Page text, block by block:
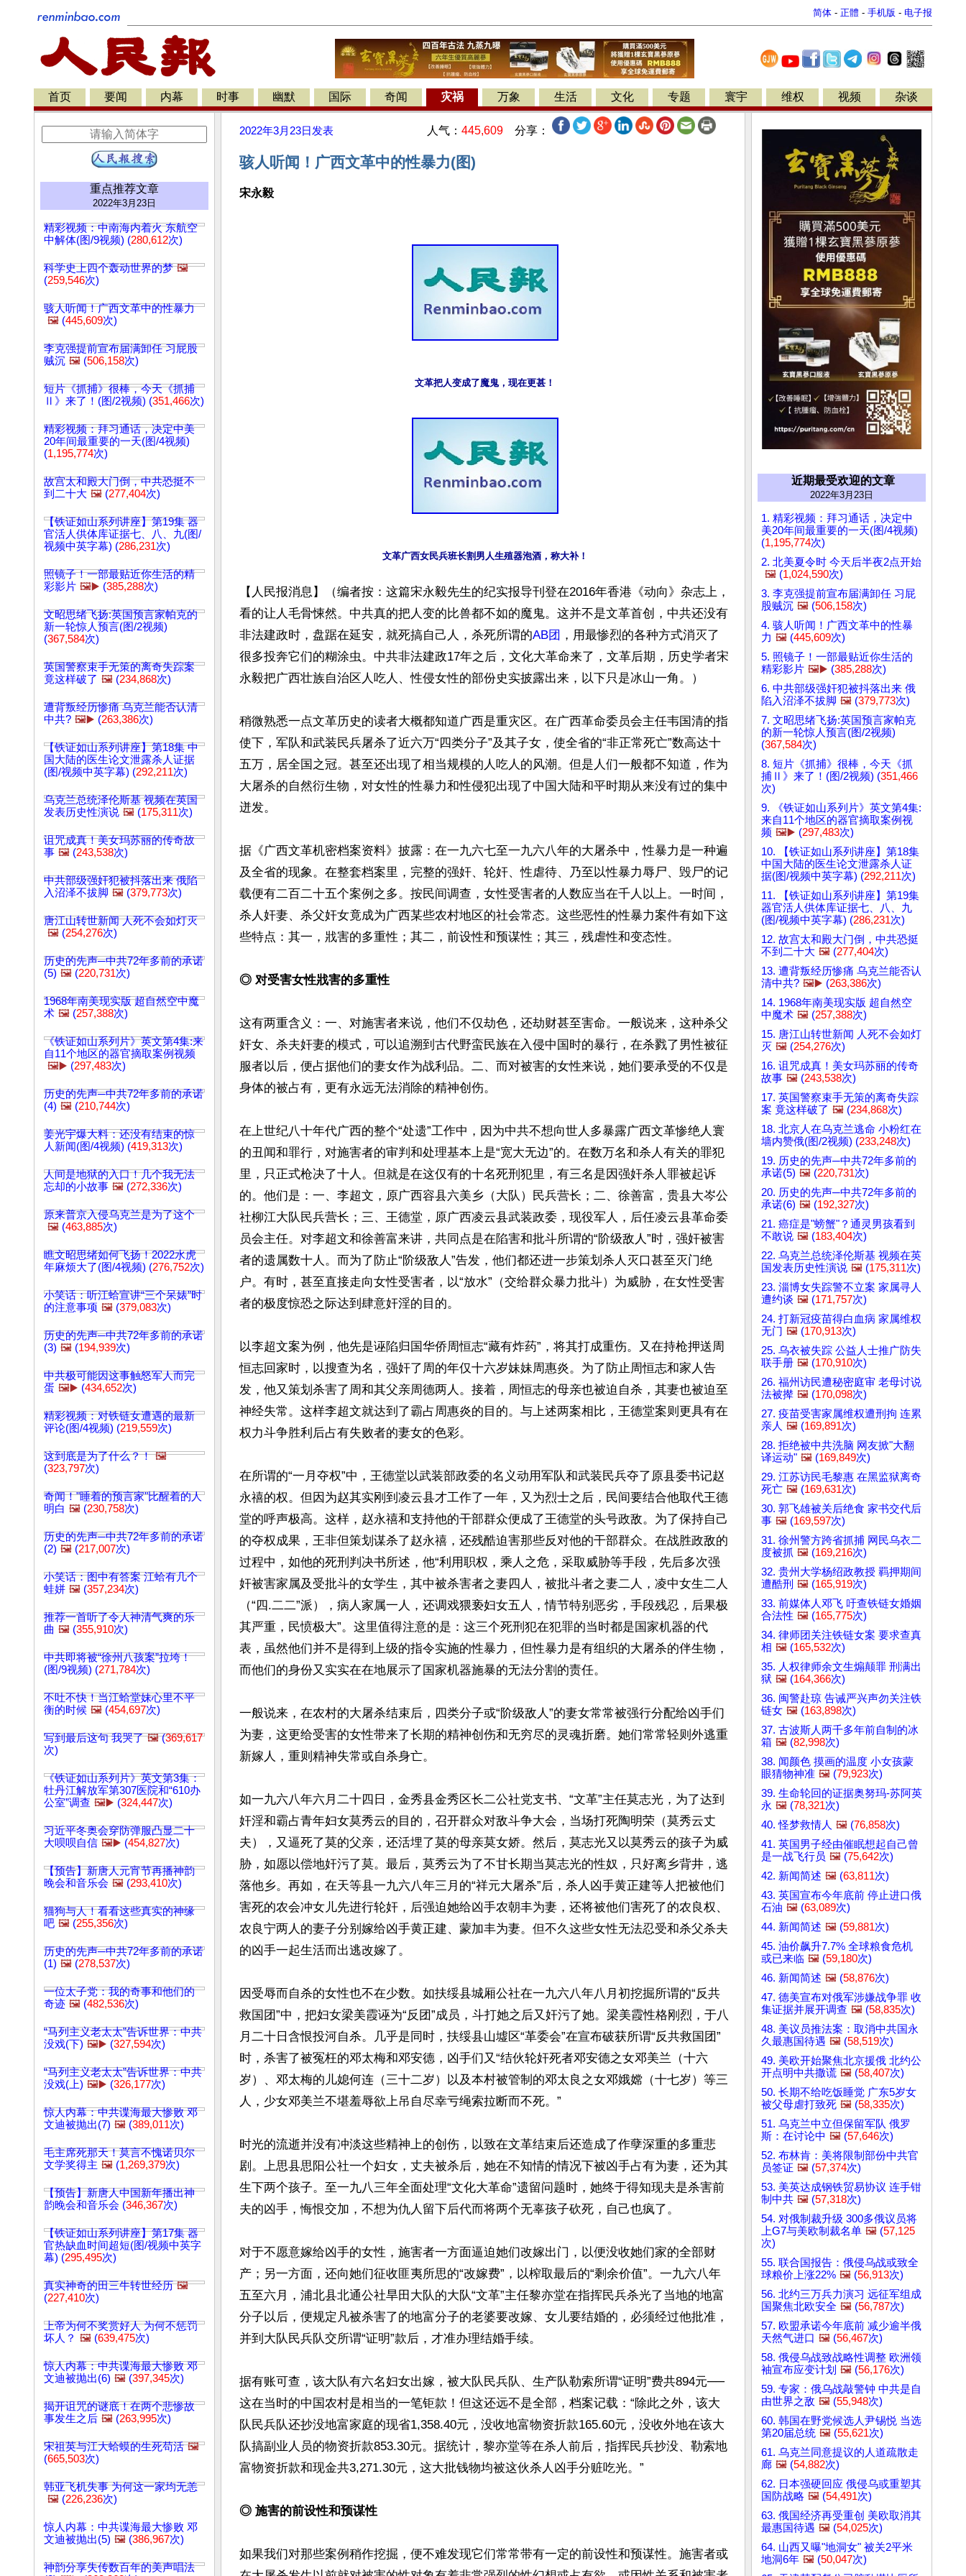
简体 - 正體 - 手机版 - 电子报
首页 要闻 内幕 时事 幽默 国际 奇闻 灾祸 万象 生活 文化 专题 寰宇 维权 视频 杂谈
重点推荐文章
2022年3月23日
精彩视频：中南海内着火 东航空
中解体(图/9视频) (280,612次)
科学史上四个轰动世界的梦 🖼️
(259,546次)
骇人听闻！广西文革中的性暴力
🖼️ (445,609次)
李克强提前宣布届满卸任 习屁股
贼沉 🖼️ (506,158次)
短片《抓捕》很棒，今天《抓捕
Ⅱ》来了！(图/2视频) (351,466次)
精彩视频：拜习通话，决定中美
20年间最重要的一天(图/4视频)
(1,195,774次)
故宫太和殿大门倒，中共恐挺不
到二十大 🖼️ (277,404次)
【铁证如山系列讲座】第19集 器
官活人供体库证据七、八、九(图/
视频中英字幕) (286,231次)
照镜子！一部最贴近你生活的精
彩影片 🖼️▶️ (385,288次)
文昭思绪飞扬:英国预言家帕克的
新一轮惊人预言(图/2视频)
(367,584次)
英国警察束手无策的离奇失踪案
竟这样破了 🖼️ (234,868次)
遭背叛经历惨痛 乌克兰能否认清
中共? 🖼️▶️ (263,386次)
【铁证如山系列讲座】第18集 中
国大陆的医生论文泄露杀人证据
(图/视频中英字幕) (292,211次)
乌克兰总统泽伦斯基 视频在英国
发表历史性演说 🖼️ (175,311次)
诅咒成真！美女玛苏丽的传奇故
事 🖼️ (243,538次)
中共部级强奸犯被抖落出来 俄陷
入沼泽不拔脚 🖼️ (379,773次)
唐江山转世新闻 人死不会如灯灭
🖼️ (254,276次)
历史的先声─中共72年多前的承诺
(5) 🖼️ (220,731次)
1968年南美现实版 超自然空中魔
术 🖼️ (257,388次)
《铁证如山系列片》英文第4集:来
自11个地区的器官摘取案例视频
🖼️▶️ (297,483次)
历史的先声─中共72年多前的承诺
(4) 🖼️ (210,744次)
姜光宇爆大料：还没有结束的惊
人新闻(图/4视频) (419,313次)
人间是地狱的入口！几个我无法
忘却的小故事 🖼️ (272,336次)
原来普京入侵乌克兰是为了这个
🖼️ (463,885次)
瞧文昭思绪如何飞扬！2022水虎
年麻烦大了(图/4视频) (276,752次)
小笑话：听江蛤宣讲“三个呆婊”时
的注意事项 🖼️ (379,083次)
历史的先声─中共72年多前的承诺
(3) 🖼️ (194,939次)
中共极可能因这事触怒军人而完
蛋 🖼️▶️ (434,652次)
精彩视频：对铁链女遭遇的最新
评论(图/4视频) (219,559次)
这到底是为了什么？！ 🖼️
(323,797次)
奇闻！"睡着的预言家"比醒着的人
明白 🖼️ (230,758次)
历史的先声─中共72年多前的承诺
(2) 🖼️ (217,007次)
小笑话：图中有答案 江蛤有几个
蛙姘 🖼️ (357,234次)
推荐一首听了令人神清气爽的乐
曲 🖼️ (355,910次)
中共即将被“徐州八孩案”拉垮！
(图/9视频) (271,784次)
不吐不快！当江蛤堂妹心里不平
衡的时候 🖼️ (454,697次)
写到最后这句 我哭了 🖼️(369,617
次)
《铁证如山系列片》英文第3集：
牡丹江解放军第307医院和“610办
公室”调查 🖼️▶️ (324,447次)
习近平冬奥会穿防弹服凸显二十
大呗呗自信 🖼️▶️ (454,827次)
【预告】新唐人元宵节再播神韵
晚会和音乐会 🖼️ (293,410次)
猫狗与人！看看这些真实的神缘
吧 🖼️ (255,356次)
历史的先声─中共72年多前的承诺
(1) 🖼️ (278,537次)
一位太子党：我的奇事和他们的
奇迹 🖼️ (482,536次)
“马列主义老太太”告诉世界：中共
没戏(下) 🖼️▶️ (327,594次)
“马列主义老太太”告诉世界：中共
没戏(上) 🖼️▶️ (326,177次)
惊人内幕：中共谍海最大惨败 邓
文迪被抛出(7) 🖼️ (389,011次)
毛主席死那天！莫言不愧诺贝尔
文学奖得主 🖼️ (1,269,379次)
【预告】新唐人中国新年播出神
韵晚会和音乐会 (346,367次)
【铁证如山系列讲座】第17集 器
官热缺血时间超短(图/视频中英字
幕) (295,495次)
真实神奇的田三牛转世经历 🖼️
(227,410次)
上帝为何不奖赏好人 为何不惩罚
坏人？ 🖼️ (639,475次)
惊人内幕：中共谍海最大惨败 邓
文迪被抛出(6) 🖼️ (397,345次)
揭开诅咒的谜底！在两个悲惨故
事发生之后 🖼️ (263,995次)
宋祖英与江大蛤蟆的生死苟活 🖼️
(665,503次)
韩亚飞机失事 为何这一家均无恙
🖼️ (226,236次)
惊人内幕：中共谍海最大惨败 邓
文迪被抛出(5) 🖼️ (386,967次)
神韵分享失传数百年的美声唱法
2022年3月23日 发表 人气： 445,609 分享：
骇人听闻！广西文革中的性暴力(图)
宋永毅
文革把人变成了魔鬼，现在更甚！
文革广西女民兵班长割男人生殖器泡酒，称大补！
【人民报消息】（编者按：这篇宋永毅先生的纪实报导刊登在2016年香港《动向》杂志上，
看的让人毛骨悚然。中共真的把人变的比兽都不如的魔鬼。这并不是文革首创，中共还没有
非法建政时，盘踞在延安，就死搞自己人，杀死所谓的AB团 ，用最惨烈的各种方式消灭了
很多投奔它们的糊涂虫。中共非法建政17年之后，文化大革命来了，文革后期，历史学者宋
永毅把广西壮族自治区人吃人、性侵女性的部份史实披露出来，以下只是冰山一角。）
稍微熟悉一点文革历史的读者大概都知道广西是重灾区。在广西革命委员会主任韦国清的指
使下，军队和武装民兵屠杀了近六万“四类分子”及其子女，使全省的“非正常死亡”数高达十
五万，居全国之冠。甚至还出现了相当规模的人吃人的风潮。但是人们一般都不知道，作为
大屠杀的自然衍生物，对女性的性暴力和性侵犯出现了中国大陆和平时期从来没有过的集中
迸发。
据《广西文革机密档案资料》披露：在一九六七至一九六八年的大屠杀中，性暴力是一种遍
及全省的现象。在整套档案里，完整的强奸、轮奸、性虐待、乃至以性暴力辱尸、毁尸的记
载便有二百二十五个案例之多。按民间调查，女性受害者的人数应当在千人以上。一时间，
杀人奸妻、杀父奸女竟成为广西某些农村地区的社会常态。这些恶性的性暴力案件有如下这
些特点：其一，戕害的多重性；其二，前设性和预谋性；其三，残虐性和变态性。
◎ 对受害女性戕害的多重性
这有两重含义：一、对施害者来说，他们不仅劫色，还劫财甚至害命。一般说来，这种杀父
奸女、杀夫奸妻的模式，可以追溯到古代野蛮民族在入侵中国时的暴行，在杀戮了男性被征
服者以后，便占据他们的妻女作为战利品。二、而对被害的女性来说，她们要承受的不仅是
身体的被占有，更有永远无法消除的精神创伤。
在上世纪八十年代广西的整个“处遗”工作中，因为中共不想向世人多暴露广西文革惨绝人寰
的丑闻和罪行，对施害者的审判和处理基本上是“宽大无边”的。在数万名和杀人有关的罪犯
里，只正式枪决了十人。但就是在这仅有的十名死刑犯里，有三名是因强奸杀人罪被起诉
的。他们是：一、李超文，原广西容县六美乡（大队）民兵营长；二、徐善富，贵县大岑公
社柳江大队民兵营长；三、王德堂，原广西凌云县武装政委，现役军人，后任凌云县革命委
员会主任。对李超文和徐善富来讲，共同点是在陷害和批斗所谓的“阶级敌人”时，强奸被害
者的遗属数十人。而为了防止“阶级敌人”告发，他们都还进一步策划杀人灭口甚至灭门绝
户。有时，甚至直接走向女性受害者，以“放水”（交给群众暴力批斗）为威胁，在女性受害
者的极度惊恐之际达到肆意奸淫的目的。
以李超文案为例，他先是诬陷归国华侨周恒志“藏有炸药”，将其打成重伤。又在持枪押送周
恒志回家时，以搜查为名，强奸了周的年仅十六岁妹妹周惠炎。为了防止周恒志和家人告
发，他又策划杀害了周和其父亲周德两人。接着，周恒志的母亲也被迫自杀，其妻也被迫至
神经失常。这样李超文就达到了霸占周惠炎的目的。与上述两案相比，王德堂案则更具有在
权力斗争胜利后占有失败者的妻女的色彩。
在所谓的“一月夺权”中，王德堂以武装部政委的名义动用军队和武装民兵夺了原县委书记赵
永禧的权。但因为赵其实刚到凌云县才工作了一年，又为烈士之后，民间要结合他取代王德
堂的呼声极高。这样，赵永禧和支持他的干部群众便成了王德堂的头号政敌。为了保持自己
的夺权成果，王非但策划谋杀了赵永禧，还残酷迫害那些反对他的干部群众。在战胜政敌的
过程中，如他的死刑判决书所述，他“利用职权，乘人之危，采取威胁等手段，先后多次强
奸被害家属及受批斗的女学生，其中被杀害者之妻四人，被批斗者之妻二人，凌中女生二人
（“四.二二”派），病人家属一人，还调戏猥亵妇女五人，情节特别恶劣，手段残忍，后果极
其严重，民愤极大”。这里值得注意的是：这三个死刑犯在犯罪的当时都是国家机器的代
表，虽然他们并不是得到上级的指令实施的性暴力，但性暴力是有组织的大屠杀的伴生物，
而他们的身份又实实在在地展示了国家机器施暴的无法分割的责任。
一般说来，在农村的大屠杀结束后，四类分子或“阶级敌人”的妻女常常被强行分配给凶手们
为妻，这更给受害的女性带来了长期的精神创伤和无穷尽的灵魂折磨。她们常常轻则外逃重
新嫁人，重则精神失常或自杀身亡。
如一九六八年六月二十四日，金秀县金秀区长二公社党支书、“文革”主任莫志光，为了达到
奸淫和霸占青年妇女莫秀云的目的，召开群众对敌斗争大会，当场打死陶明荣（莫秀云丈
夫），又逼死了莫的父亲，还活埋了莫的母亲莫女娇。然后，莫志光又以莫秀云的孩子为威
胁，如愿以偿地奸污了莫。最后，莫秀云为了不甘长期当莫志光的性奴，只好离乡背井，逃
落他乡。再如，在天等县一九六八年三月的“祥元大屠杀”后，杀人凶手黄正建等人把被他们
害死的农会冲女儿先进行轮奸，后强迫她给凶手农朝丰为妻，还将被他们害死了的农良权、
农良宁两人的妻子分别嫁给凶手黄正建、蒙加丰为妻。但不久这些女性无法忍受和杀父杀夫
的凶手一起生活而出逃改嫁了。
因受辱而自杀的女性也不在少数。如扶绥县城厢公社在一九六八年八月初挖掘所谓的“反共
救国团”中，把妇女梁美霞诬为“反团”成员，斗打她之后又奸污了她。梁美霞性格刚烈，于八
月二十日含恨投河自杀。几乎是同时，扶绥县山墟区“革委会”在宣布破获所谓“反共救国团”
时，杀害了被冤枉的邓太梅和邓安德，凶手们又“结伙轮奸死者邓安德之女邓美兰（十六
岁）、邓太梅的儿媳何连（三十二岁）以及本村被管制的邓太良之女邓娥嫦（十七岁）等三
人，少女邓美兰不堪羞辱欲上吊自尽幸亏绳索拉断而不死。”
时光的流逝并没有冲淡这些精神上的创伤，以致在文革结束后还造成了作孽深重的多重悲
剧。上思县思阳公社一个妇女，丈夫被杀后，她在不知情的情况下被凶手占有为妻，还为其
生下两个孩子。至一九八三年全面处理“文化大革命”遗留问题时，她终于得知现夫是杀害前
夫的凶手，悔恨交加，不想为仇人留下后代而将两个无辜孩子砍死，自己也疯了。
对于不愿意嫁给凶手的女性，施害者一方面逼迫她们改嫁出门，以便没收她们家的全部财
产；另一方面，还向她们征收匪夷所思的“改嫁费”，以榨取最后的“剩余价值”。一九六八年
五至六月，浦北县北通公社旱田大队的大队“文革”主任黎亦堂在指挥民兵杀光了当地的地富
分子以后，便规定凡被杀害了的地富分子的老婆要改嫁、女儿要结婚的，必须经过他批准，
并到大队民兵队交所谓“证明”款后，才准办理结婚手续。
据有账可查，该大队有六名妇女出嫁，被大队民兵队、生产队勒索所谓“证明”费共894元──
这在当时的中国农村是相当的一笔钜款！但这还远不是全部，档案记载：“除此之外，该大
队民兵队还抄没地富家庭的现省1,358.40元，没收地富物资折款165.60元，没收外地在该大
队搞副业人员的物资折款853.30元。据统计，黎亦堂等在杀人前后，指挥民兵抄没、勒索地
富物资折款和现金共3,271.30元，这大批钱物均被这伙杀人凶手分赃吃光。”
◎ 施害的前设性和预谋性
如果我们对那些案例稍作挖掘，便不难发现它们常常带有一定的前设性和预谋性。施害者或
近期最受欢迎的文章
2022年3月23日
1. 精彩视频：拜习通话，决定中
美20年间最重要的一天(图/4视频)
(1,195,774次)
2. 北美夏令时 今天后半夜2点开始
🖼️ (1,024,590次)
3. 李克强提前宣布届满卸任 习屁
股贼沉 🖼️ (506,158次)
4. 骇人听闻！广西文革中的性暴
力 🖼️ (445,609次)
5. 照镜子！一部最贴近你生活的
精彩影片 🖼️▶️ (385,288次)
6. 中共部级强奸犯被抖落出来 俄
陷入沼泽不拔脚 🖼️ (379,773次)
7. 文昭思绪飞扬:英国预言家帕克
的新一轮惊人预言(图/2视频)
(367,584次)
8. 短片《抓捕》很棒，今天《抓
捕Ⅱ》来了！(图/2视频) (351,466
次)
9. 《铁证如山系列片》英文第4集:
来自11个地区的器官摘取案例视
频 🖼️▶️ (297,483次)
10. 【铁证如山系列讲座】第18集
中国大陆的医生论文泄露杀人证
据(图/视频中英字幕) (292,211次)
11. 【铁证如山系列讲座】第19集
器官活人供体库证据七、八、九
(图/视频中英字幕) (286,231次)
12. 故宫太和殿大门倒，中共恐挺
不到二十大 🖼️ (277,404次)
13. 遭背叛经历惨痛 乌克兰能否认
清中共? 🖼️▶️ (263,386次)
14. 1968年南美现实版 超自然空
中魔术 🖼️ (257,388次)
15. 唐江山转世新闻 人死不会如灯
灭 🖼️ (254,276次)
16. 诅咒成真！美女玛苏丽的传奇
故事 🖼️ (243,538次)
17. 英国警察束手无策的离奇失踪
案 竟这样破了 🖼️ (234,868次)
18. 北京人在乌克兰逃命 小粉红在
墙内赞俄(图/2视频) (233,248次)
19. 历史的先声─中共72年多前的
承诺(5) 🖼️ (220,731次)
20. 历史的先声─中共72年多前的
承诺(6) 🖼️ (192,327次)
21. 癌症是"螃蟹"？通灵男孩看到
不敢说 🖼️ (183,404次)
22. 乌克兰总统泽伦斯基 视频在英
国发表历史性演说 🖼️ (175,311次)
23. 淄博女失踪警不立案 家属寻人
遭约谈 🖼️ (171,757次)
24. 打新冠疫苗得白血病 家属维权
无门 🖼️ (170,913次)
25. 乌衣被失踪 公益人士推广防失
联手册 🖼️ (170,910次)
26. 福州访民遭秘密庭审 老母讨说
法被撵 🖼️ (170,098次)
27. 疫苗受害家属维权遭刑拘 连累
亲人 🖼️ (169,891次)
28. 拒绝被中共洗脑 网友掀"大翻
译运动" 🖼️ (169,849次)
29. 江苏访民毛黎惠 在黑监狱离奇
死亡 🖼️ (169,631次)
30. 郭飞雄被关后绝食 家书交代后
事 🖼️ (169,597次)
31. 徐州警方跨省抓捕 网民乌衣二
度被抓 🖼️ (169,216次)
32. 贵州大学杨绍政教授 羁押期间
遭酷刑 🖼️ (165,919次)
33. 前媒体人邓飞 吁查铁链女婚姻
合法性 🖼️ (165,775次)
34. 律师团关注铁链女案 要求查真
相 🖼️ (165,532次)
35. 人权律师余文生煽颠罪 刑满出
狱 🖼️ (164,366次)
36. 闽警赴琼 告诫严兴声勿关注铁
链女 🖼️ (163,898次)
37. 古波斯人两千多年前自制的冰
箱 🖼️ (82,998次)
38. 闻颜色 摸画的温度 小女孩蒙
眼猜物神准 🖼️ (79,923次)
39. 生命轮回的证据奥努玛-苏阿英
永 🖼️ (78,321次)
40. 怪梦救情人 🖼️ (76,858次)
41. 英国男子经由催眠想起自己曾
是一战飞行员 🖼️ (75,642次)
42. 新闻简述 🖼️ (63,811次)
43. 英国宣布今年底前 停止进口俄
石油 🖼️ (63,089次)
44. 新闻简述 🖼️ (59,881次)
45. 油价飙升7.7% 全球粮食危机
或已来临 🖼️ (59,180次)
46. 新闻简述 🖼️ (58,876次)
47. 德美宣布对俄军涉嫌战争罪 收
集证据并展开调查 🖼️ (58,835次)
48. 美议员推法案：取消中共国永
久最惠国待遇 🖼️ (58,519次)
49. 美欧开始聚焦北京援俄 北约公
开点明中共撒谎 🖼️ (58,407次)
50. 长期不给吃饭睡觉 广东5岁女
被父母虐打致死 🖼️ (58,335次)
51. 乌克兰中立但保留军队 俄罗
斯：在讨论中 🖼️ (57,646次)
52. 布林肯：美将限制部份中共官
员签证 🖼️ (57,374次)
53. 美英达成钢铁贸易协议 连手钳
制中共 🖼️ (57,318次)
54. 对俄制裁升级 300多俄议员将
上G7与美欧制裁名单 🖼️ (57,125
次)
55. 联合国报告：俄侵乌战或致全
球粮价上涨22% 🖼️ (56,913次)
56. 北约三万兵力演习 远征军组成
国聚焦北欧安全 🖼️ (56,787次)
57. 欧盟承诺今年底前 减少逾半俄
天然气进口 🖼️ (56,467次)
58. 俄侵乌战致战略性调整 欧洲领
袖宣布应变计划 🖼️ (56,176次)
59. 专家：俄乌战敲警钟 中共是自
由世界之敌 🖼️ (55,948次)
60. 韩国在野党候选人尹锡悦 当选
第20届总统 🖼️ (55,621次)
61. 乌克兰同意提议的人道疏散走
廊 🖼️ (54,882次)
62. 日本强硬回应 俄侵乌或重塑其
国防战略 🖼️ (54,491次)
63. 俄国经济再受重创 美欧取消其
最惠国待遇 🖼️ (54,025次)
64. 山西又曝"地洞女" 被关2平米
地洞6年 🖼️ (50,047次)